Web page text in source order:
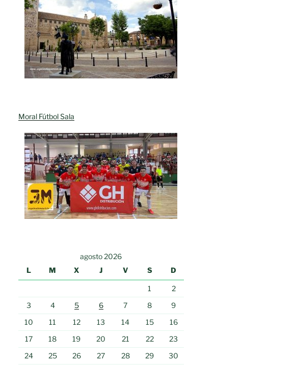
Moral Fútbol Sala
agosto 2026
L
M X J V S D
1
2
3
4 5 6 7 8
9
10
11 12 13 14 15
16
17
18 19 20 21 22
23
24
25 26 27 28 29
30